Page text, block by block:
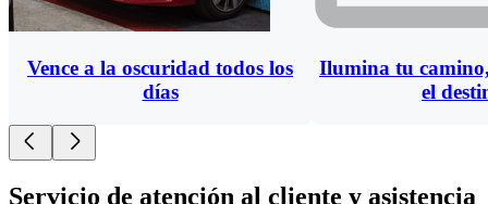
Vence a la oscuridad todos los
días
Ilumina tu
el
Servicio de atención al cliente y asistencia